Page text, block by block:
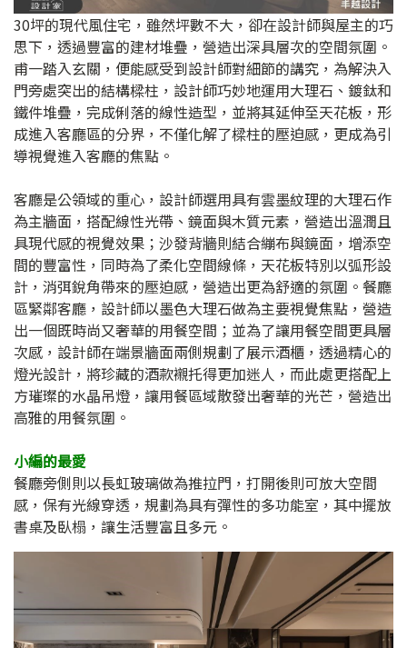
30坪的現代風住宅，雖然坪數不大，卻在設計師與屋主的巧
思下，透過豐富的建材堆疊，營造出深具層次的空間氛圍。
甫一踏入玄關，便能感受到設計師對細節的講究，為解決入
門旁處突出的結構樑柱，設計師巧妙地運用大理石、鍍鈦和
鐵件堆疊，完成俐落的線性造型，並將其延伸至天花板，形
成進入客廳區的分界，不僅化解了樑柱的壓迫感，更成為引
導視覺進入客廳的焦點。
客廳是公領域的重心，設計師選用具有雲墨紋理的大理石作
為主牆面，搭配線性光帶、鏡面與木質元素，營造出溫潤且
具現代感的視覺效果；沙發背牆則結合繃布與鏡面，增添空
間的豐富性，同時為了柔化空間線條，天花板特別以弧形設
計，消弭銳角帶來的壓迫感，營造出更為舒適的氛圍。餐廳
區緊鄰客廳，設計師以墨色大理石做為主要視覺焦點，營造
出一個既時尚又奢華的用餐空間；並為了讓用餐空間更具層
次感，設計師在端景牆面兩側規劃了展示酒櫃，透過精心的
燈光設計，將珍藏的酒款襯托得更加迷人，而此處更搭配上
方璀璨的水晶吊燈，讓用餐區域散發出奢華的光芒，營造出
高雅的用餐氛圍。
小編的最愛
餐廳旁側則以長虹玻璃做為推拉門，打開後則可放大空間
感，保有光線穿透，規劃為具有彈性的多功能室，其中擺放
書桌及臥榻，讓生活豐富且多元。